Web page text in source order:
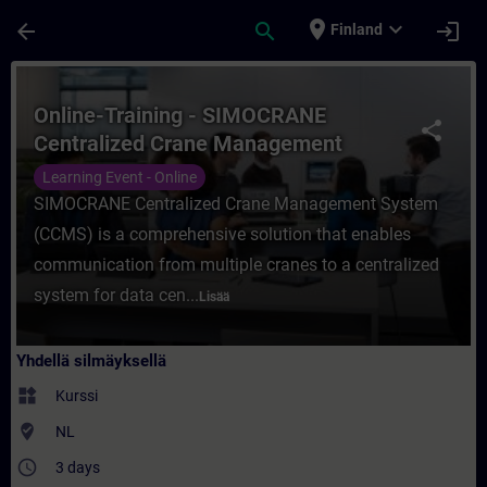
arrow_back search place Finland expand_more login
Kurssi - Online-Training - SIMOCRANE
share
Online-Training - SIMOCRANE
Centralized Crane Management
System (CCMS)
Learning Event - Online
SIMOCRANE Centralized Crane Management System
(CCMS) is a comprehensive solution that enables
communication from multiple cranes to a centralized
system for data cen... Lisää
Yhdellä silmäyksellä
widgets Kurssi
where_to_vote NL
access_time 3 days